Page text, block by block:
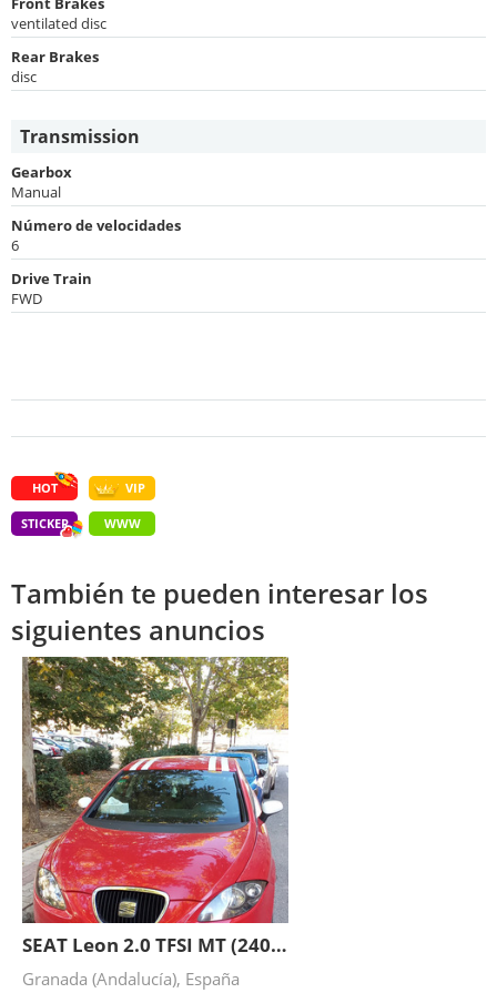
ventilated disc
Rear Brakes
disc
Transmission
Gearbox
Manual
Número de velocidades
6
Drive Train
FWD
HOT VIP
STICKER WWW
También te pueden interesar los
siguientes anuncios
SEAT Leon 2.0 TFSI MT (240 hp) 2005
Granada (Andalucía), España